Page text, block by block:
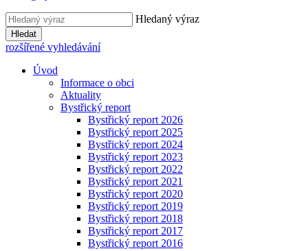
Hledaný výraz
Hledat
rozšířené vyhledávání
Úvod
Informace o obci
Aktuality
Bystřický report
Bystřický report 2026
Bystřický report 2025
Bystřický report 2024
Bystřický report 2023
Bystřický report 2022
Bystřický report 2021
Bystřický report 2020
Bystřický report 2019
Bystřický report 2018
Bystřický report 2017
Bystřický report 2016